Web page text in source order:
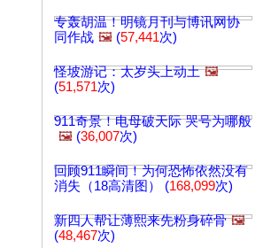
专轰胡温！明镜月刊与博讯网协
同作战 🖼️ (57,441次)
怪坡游记：太岁头上动土 🖼️
(51,571次)
911奇景！电母破天际 哭号为哪般
🖼️ (36,007次)
回顾911瞬间！为何恐怖依然没有
消失（18高清图） (168,099次)
新四人帮让薄熙来先粉身碎骨 🖼️
(48,467次)